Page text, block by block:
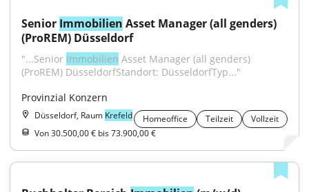
Senior Immobilien Asset Manager (all genders)
(ProREM) Düsseldorf
"...Senior Immobilien Asset Manager (all genders)
(ProREM) DüsseldorfStandort: DüsseldorfTyp..."
Provinzial Konzern
Düsseldorf, Raum Krefeld Homeoffice Teilzeit
Vollzeit
Von 30.500,00 € bis 73.900,00 €